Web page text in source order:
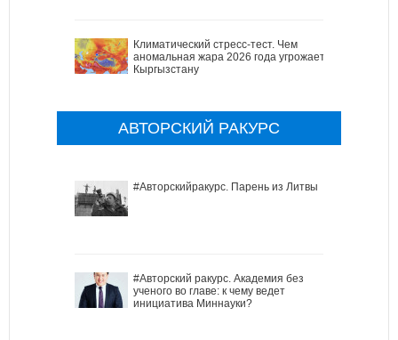
Климатический стресс-тест. Чем
аномальная жара 2026 года угрожает
Кыргызстану
АВТОРСКИЙ РАКУРС
#Авторскийракурс. Парень из Литвы
#Авторский ракурс. Академия без
ученого во главе: к чему ведет
инициатива Миннауки?